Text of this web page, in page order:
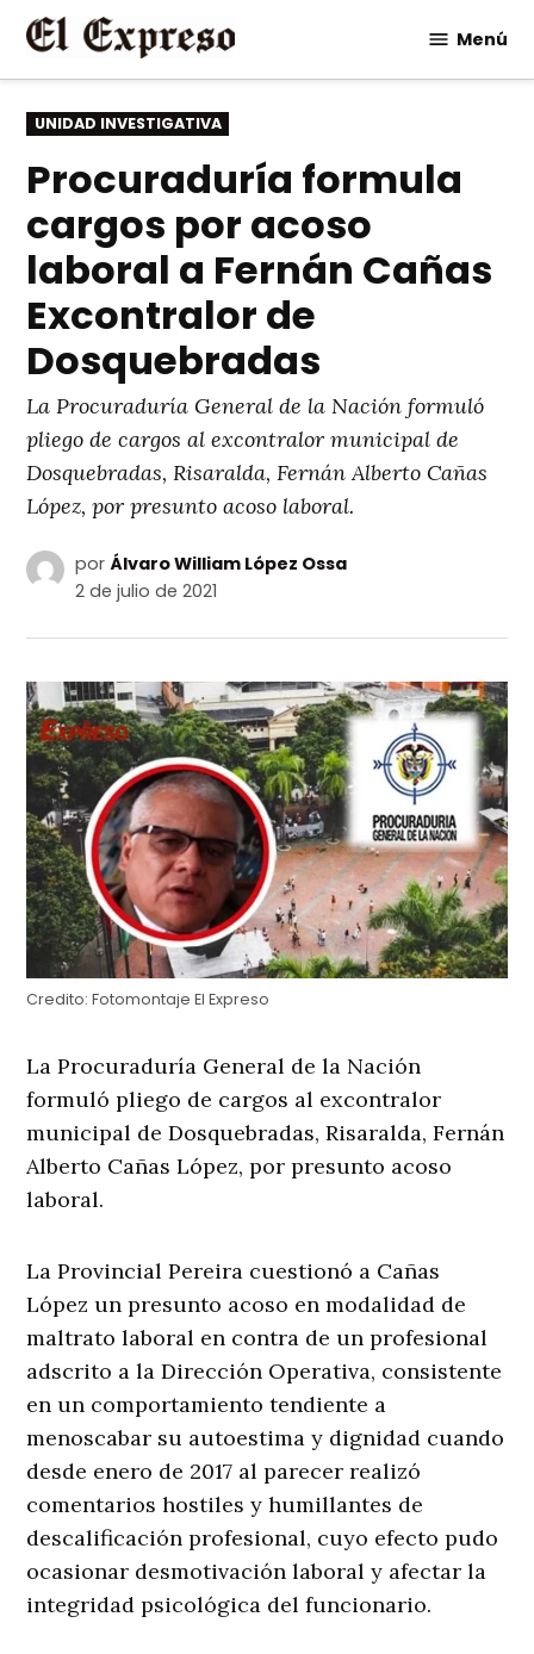
Saltar
contenido
Menú
PUBLICADO
EN
UNIDAD INVESTIGATIVA
Procuraduría formula
cargos por acoso
laboral a Fernán Cañas
Excontralor de
Dosquebradas
La Procuraduría General de la Nación formuló
pliego de cargos al excontralor municipal de
Dosquebradas, Risaralda, Fernán Alberto Cañas
López, por presunto acoso laboral.
por Álvaro William López Ossa
2 de julio de 2021
Credito: Fotomontaje El Expreso
La Procuraduría General de la Nación
formuló pliego de cargos al excontralor
municipal de Dosquebradas, Risaralda, Fernán
Alberto Cañas López, por presunto acoso
laboral.
La Provincial Pereira cuestionó a Cañas
López un presunto acoso en modalidad de
maltrato laboral en contra de un profesional
adscrito a la Dirección Operativa, consistente
en un comportamiento tendiente a
menoscabar su autoestima y dignidad cuando
desde enero de 2017 al parecer realizó
comentarios hostiles y humillantes de
descalificación profesional, cuyo efecto pudo
ocasionar desmotivación laboral y afectar la
integridad psicológica del funcionario.